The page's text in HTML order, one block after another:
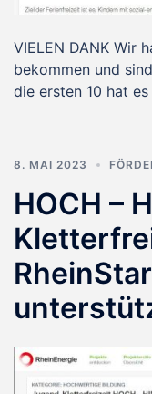
VIELEN DANK Wir
bekommen und
die ersten 10 hat
8. MAI 2023
HOCH –